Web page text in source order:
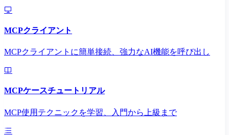
MCPクライアント
MCPクライアントに簡単接続、強力なAI機能を呼び出し
MCPケースチュートリアル
MCP使用テクニックを学習、入門から上級まで